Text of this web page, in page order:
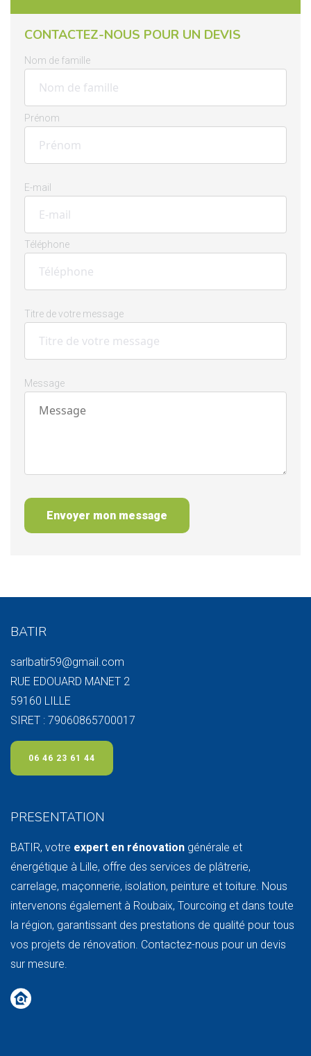
CONTACTEZ-NOUS POUR UN DEVIS
Nom de famille
Prénom
E-mail
Téléphone
Titre de votre message
Message
Envoyer mon message
BATIR
sarlbatir59@gmail.com
RUE EDOUARD MANET 2
59160 LILLE
SIRET : 79060865700017
06 46 23 61 44
PRESENTATION
BATIR, votre expert en rénovation générale et
énergétique à Lille, offre des services de plâtrerie,
carrelage, maçonnerie, isolation, peinture et toiture. Nous
intervenons également à Roubaix, Tourcoing et dans toute
la région, garantissant des prestations de qualité pour tous
vos projets de rénovation. Contactez-nous pour un devis
sur mesure.